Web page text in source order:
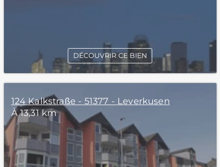
DÉCOUVRIR CE BIEN
124 Kalkstraße - 51377 - Leverkusen
À 13,31 km